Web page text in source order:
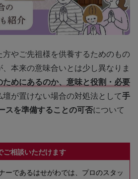
やご先祖様を供養するためのもの
本来の意味合いとは少し異なりま
めにあるのか、意味と役割・必要
壇が置けない場合の対処法として手
スを準備することの可否について
ご相談いただけます
ーであるはせがわでは、プロのスタッ